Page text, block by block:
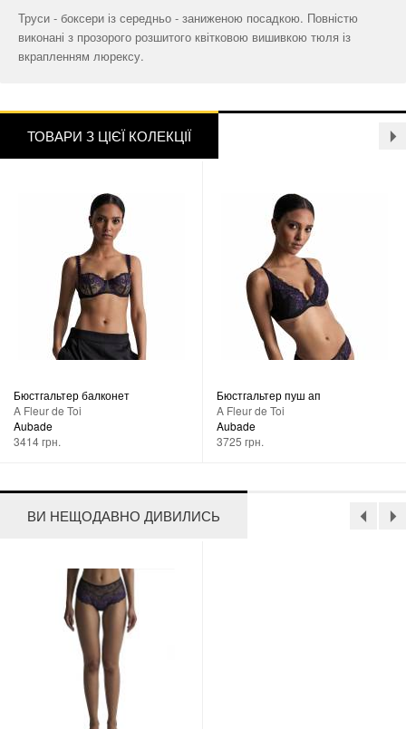
Труси - боксери із середньо - заниженою посадкою. Повністю
виконані з прозорого розшитого квітковою вишивкою тюля із
вкрапленням люрексу.
ТОВАРИ З ЦІЄЇ КОЛЕКЦІЇ
Бюстгальтер балконет
A Fleur de Toi
Aubade
3414 грн.
Бюстгальтер пуш ап
A Fleur de Toi
Aubade
3725 грн.
ВИ НЕЩОДАВНО ДИВИЛИСЬ